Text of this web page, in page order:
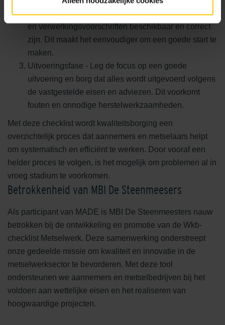
documenten, zoals prestatieverklaringen, adviezen
en verwerkingsvoorschriften beschikbaar en correct
zijn. Dit maakt het eenvoudiger om een goede start te
maken.
Uitvoeringsfase - Leg de focus op een goede
uitvoering en borg dat alles wordt uitgevoerd volgens
de vastgestelde eisen en adviezen. Dit voorkomt
fouten en onnodige herstelwerkzaamheden.
Met deze checklist wordt kwaliteitsborging een
overzichtelijk proces dat aannemers en metselaars helpt
om systematisch en efficiënt te werken. Door vooraf een
helder proces te volgen, is het mogelijk om problemen al in
vroeg stadium te voorkomen.
Betrokkenheid van MBI De Steenmeesers
Als participant van MADE is MBI De Steenmeesters nauw
betrokken bij de ontwikkeling en promotie van de Wkb-
checklist Metselwerk. Deze samenwerking onderstreept
onze gedeelde missie om kwaliteit en innovatie in de
metselwerksector te bevorderen. Met deze tool
ondersteunen we aannemers en metselbedrijven bij het
voldoen aan wettelijke eisen en het realiseren van
hoogwaardige projecten.